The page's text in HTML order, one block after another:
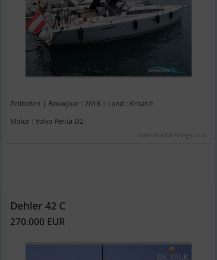
Zeilboten | Bouwjaar : 2018 | Land : Kroatië
Motor : Volvo Penta D2
Dalmatia Yachting d.o.o.
Dehler 42 C
270.000 EUR